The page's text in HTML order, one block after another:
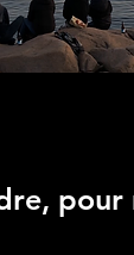
pour